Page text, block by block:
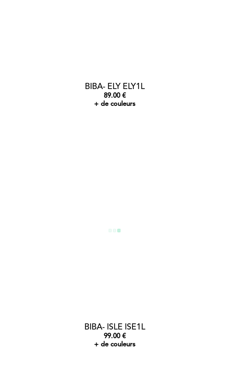
BIBA- ELY ELY1L
89.00 €
+ de couleurs
BIBA- ISLE ISE1L
99.00 €
+ de couleurs